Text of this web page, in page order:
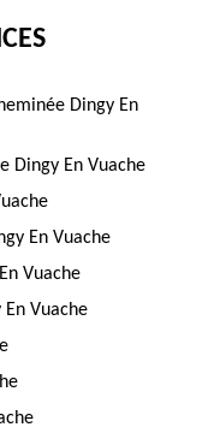
Dingy En
Dingy En Vuache
En Vuache
Vuache
Vuache